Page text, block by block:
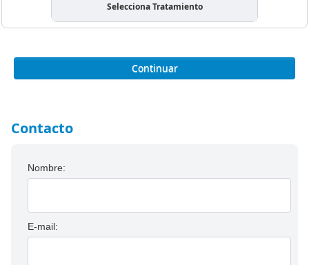
Selecciona Tratamiento
Continuar
Contacto
Nombre:
E-mail: